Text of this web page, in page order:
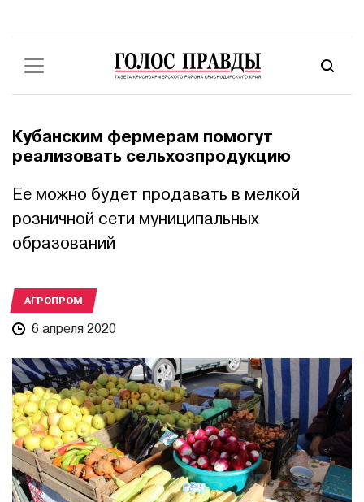
Кубанским фермерам помогут
реализовать сельхозпродукцию
Ее можно будет продавать в мелкой
розничной сети муниципальных
образований
АГРОПРОМ
6 апреля 2020